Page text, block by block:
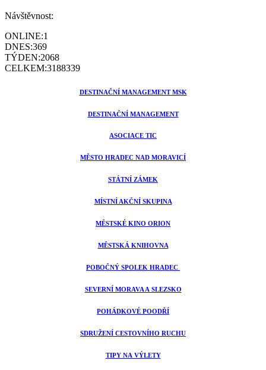
Návštěvnost:
ONLINE:1
DNES:369
TÝDEN:2068
CELKEM:3188339
DESTINAČNÍ MANAGEMENT MSK
DESTINAČNÍ MANAGEMENT
ASOCIACE TIC
MĚSTO HRADEC NAD MORAVICÍ
STÁTNÍ ZÁMEK
MÍSTNÍ AKČNÍ SKUPINA
MĚSTSKÉ KINO ORION
MĚSTSKÁ KNIHOVNA
POBOČNÝ SPOLEK HRADEC
SEVERNÍ MORAVA A SLEZSKO
POHÁDKOVÉ POODŘÍ
SDRUŽENÍ CESTOVNÍHO RUCHU
TIPY NA VÝLETY